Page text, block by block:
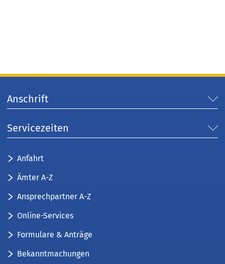
Anschrift
Servicezeiten
Anfahrt
Ämter A-Z
Ansprechpartner A-Z
Online-Services
Formulare & Anträge
Bekanntmachungen